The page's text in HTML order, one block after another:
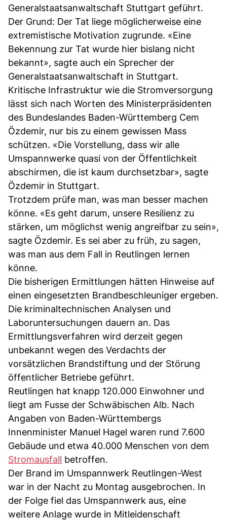
Generalstaatsanwaltschaft Stuttgart geführt.
Der Grund: Der Tat liege möglicherweise eine
extremistische Motivation zugrunde. «Eine
Bekennung zur Tat wurde hier bislang nicht
bekannt», sagte auch ein Sprecher der
Generalstaatsanwaltschaft in Stuttgart.
Kritische Infrastruktur wie die Stromversorgung
lässt sich nach Worten des Ministerpräsidenten
des Bundeslandes Baden-Württemberg Cem
Özdemir, nur bis zu einem gewissen Mass
schützen. «Die Vorstellung, dass wir alle
Umspannwerke quasi von der Öffentlichkeit
abschirmen, die ist kaum durchsetzbar», sagte
Özdemir in Stuttgart.
Trotzdem prüfe man, was man besser machen
könne. «Es geht darum, unsere Resilienz zu
stärken, um möglichst wenig angreifbar zu sein»,
sagte Özdemir. Es sei aber zu früh, zu sagen,
was man aus dem Fall in Reutlingen lernen
könne.
Die bisherigen Ermittlungen hätten Hinweise auf
einen eingesetzten Brandbeschleuniger ergeben.
Die kriminaltechnischen Analysen und
Laboruntersuchungen dauern an. Das
Ermittlungsverfahren wird derzeit gegen
unbekannt wegen des Verdachts der
vorsätzlichen Brandstiftung und der Störung
öffentlicher Betriebe geführt.
Reutlingen hat knapp 120.000 Einwohner und
liegt am Fusse der Schwäbischen Alb. Nach
Angaben von Baden-Württembergs
Innenminister Manuel Hagel waren rund 7.600
Gebäude und etwa 40.000 Menschen von dem
Stromausfall betroffen.
Der Brand im Umspannwerk Reutlingen-West
war in der Nacht zu Montag ausgebrochen. In
der Folge fiel das Umspannwerk aus, eine
weitere Anlage wurde in Mitleidenschaft